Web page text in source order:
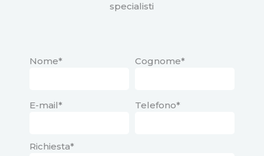
specialisti
Nome* Cognome*
E-mail* Telefono*
Richiesta*